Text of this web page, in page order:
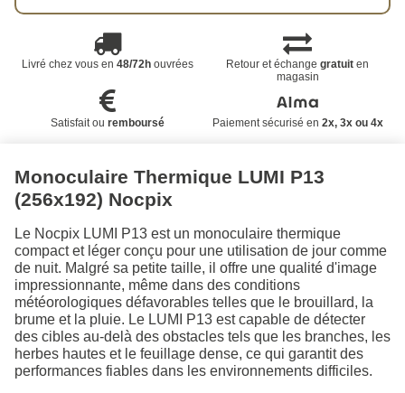
Livré chez vous en 48/72houvrées Retour et échangegratuit en
magasin
Satisfait ou remboursé Paiement sécurisé en 2x, 3x ou 4x
Monoculaire Thermique LUMI P13
(256x192) Nocpix
Le Nocpix LUMI P13 est un monoculaire thermique
compact et léger conçu pour une utilisation de jour comme
de nuit. Malgré sa petite taille, il offre une qualité d'image
impressionnante, même dans des conditions
météorologiques défavorables telles que le brouillard, la
brume et la pluie. Le LUMI P13 est capable de détecter
des cibles au-delà des obstacles tels que les branches, les
herbes hautes et le feuillage dense, ce qui garantit des
performances fiables dans les environnements difficiles.